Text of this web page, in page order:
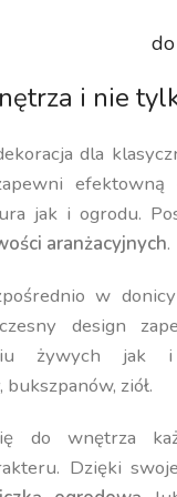
i nie
dla
efektowną
jak i ogrodu.
aranżacyjnych.
w
design
żywych jak
ziół.
do wnętrza
Dzięki